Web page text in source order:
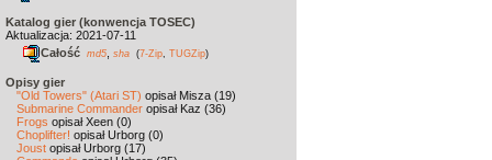
Katalog gier (konwencja TOSEC)
Aktualizacja: 2021-07-11
Całość md5 sha (7-Zip TUGZip)
Opisy gier
"Old Towers" (Atari ST) opisał Misza (19)
Submarine Commander opisał Kaz (36)
Frogs opisał Xeen (0)
Choplifter! opisał Urborg (0)
Joust opisał Urborg (17)